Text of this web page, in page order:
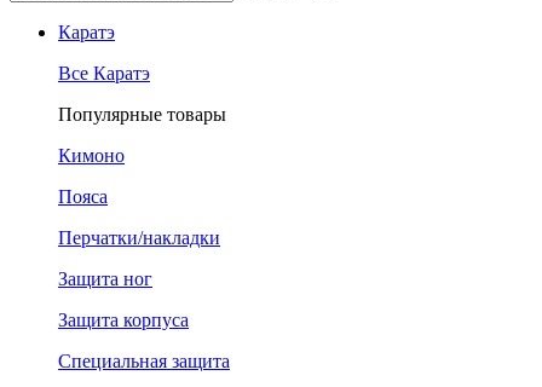
Каратэ
Все Каратэ
Популярные товары
Кимоно
Пояса
Перчатки/накладки
Защита ног
Защита корпуса
Специальная защита